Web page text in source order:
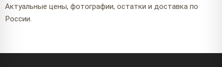
Актуальные цены, фотографии, остатки и доставка по
России.